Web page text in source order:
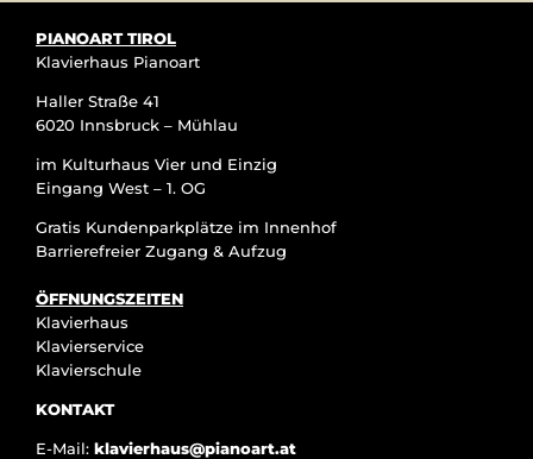
PIANOART TIROL
Klavierhaus Pianoart
Haller Straße 41
6020 Innsbruck – Mühlau
im Kulturhaus Vier und Einzig
Eingang West – 1. OG
Gratis Kundenparkplätze im Innenhof
Barrierefreier Zugang & Aufzug
ÖFFNUNGSZEITEN
Klavierhaus
Klavierservice
Klavierschule
KONTAKT
E-Mail: klavierhaus@pianoart.at